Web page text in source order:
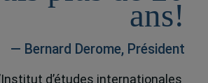
ans!
— Bernard Derome, Président
d’études internationales